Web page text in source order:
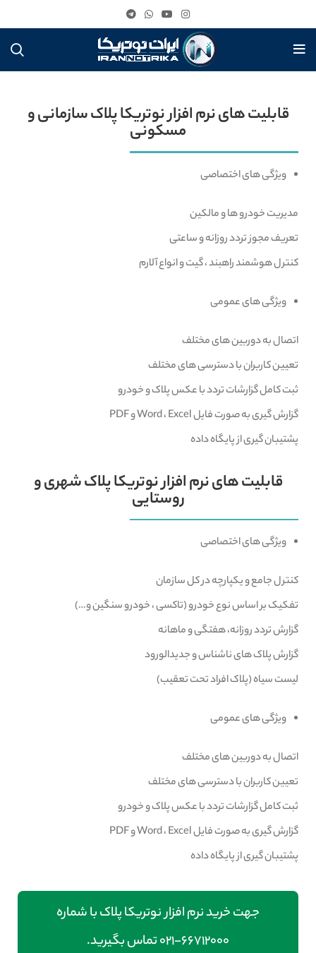
قابلیت های نرم افزار نوتریکا پلاک سازمانی و
مسکونی
ویژگی های اختصاصی
مدیریت خودرو ها و مالکین
تعریف مجوز تردد روزانه و ساعتی
کنترل هوشمند راهبند ، گیت و انواع آلارم
ویژگی های عمومی
اتصال به دوربین های مختلف
تعیین کاربران با دسترسی های مختلف
ثبت کامل گزارشات تردد با عکس پلاک و خودرو
گزارش گیری به صورت فایل Word ، Excel و PDF
پشتیبان گیری از پایگاه داده
قابلیت های نرم افزار نوتریکا پلاک​ شهری و
روستایی
ویژگی های اختصاصی
کنترل جامع و یکپارچه در کل سازمان
تفکیک بر اساس نوع خودرو (تاکسی ، خودرو سنگین و…)
گزارش تردد روزانه، هفتگی و ماهانه
گزارش پلاک های ناشناس و جدیدالورود
لیست سیاه (پلاک افراد تحت تعقیب)
ویژگی های عمومی
اتصال به دوربین های مختلف
تعیین کاربران با دسترسی های مختلف
ثبت کامل گزارشات تردد با عکس پلاک و خودرو
گزارش گیری به صورت فایل Word ، Excel و PDF
پشتیبان گیری از پایگاه داده
جهت خرید نرم افزار نوتریکا پلاک با شماره
۶۶۷۱۲۰۰۰-۰۲۱ تماس بگیرید.